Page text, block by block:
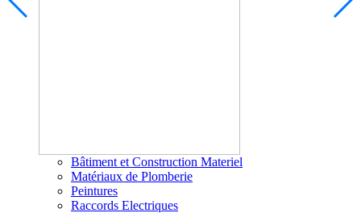
Bâtiment et Construction Materiel
Matériaux de Plomberie
Peintures
Raccords Electriques